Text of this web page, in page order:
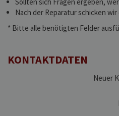
Nach der Reparatur schicken wir
* Bitte alle benötigten Felder
KONTAKTDATEN
Neuer